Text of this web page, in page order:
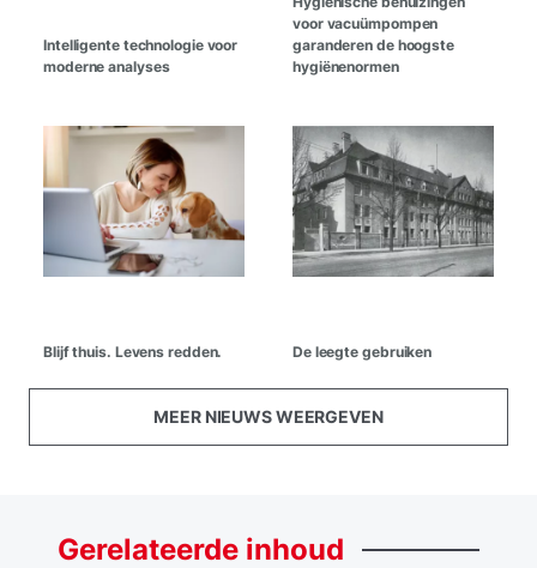
Intelligente technologie voor
moderne analyses
voor vacuümpompen
garanderen de hoogste
hygiënenormen
Blijf thuis. Levens redden. De leegte gebruiken
MEER NIEUWS WEERGEVEN
Gerelateerde inhoud